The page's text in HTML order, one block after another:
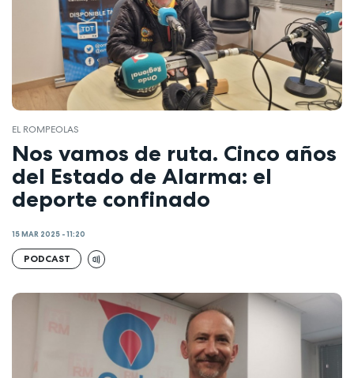
EL ROMPEOLAS
Nos vamos de ruta. Cinco años
del Estado de Alarma: el
deporte confinado
15 MAR 2025 - 11:20
PODCAST